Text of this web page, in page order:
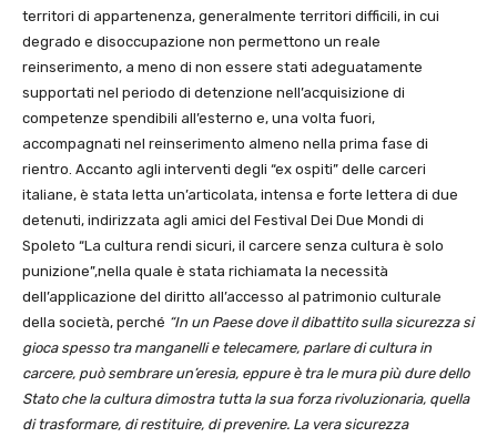
territori di appartenenza, generalmente territori difficili, in cui
degrado e disoccupazione non permettono un reale
reinserimento, a meno di non essere stati adeguatamente
supportati nel periodo di detenzione nell’acquisizione di
competenze spendibili all’esterno e, una volta fuori,
accompagnati nel reinserimento almeno nella prima fase di
rientro. Accanto agli interventi degli “ex ospiti” delle carceri
italiane, è stata letta un’articolata, intensa e forte lettera di due
detenuti, indirizzata agli amici del Festival Dei Due Mondi di
Spoleto “La cultura rendi sicuri, il carcere senza cultura è solo
punizione”,nella quale è stata richiamata la necessità
dell’applicazione del diritto all’accesso al patrimonio culturale
della società, perché “In un Paese dove il dibattito sulla sicurezza si
gioca spesso tra manganelli e telecamere, parlare di cultura in
carcere, può sembrare un’eresia, eppure è tra le mura più dure dello
Stato che la cultura dimostra tutta la sua forza rivoluzionaria, quella
di trasformare, di restituire, di prevenire. La vera sicurezza